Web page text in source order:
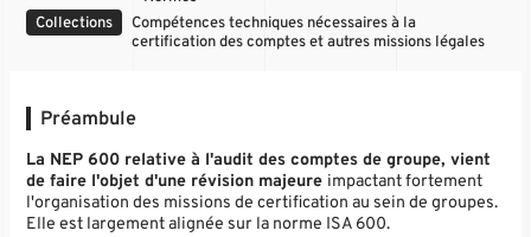
Collections
Compétences techniques nécessaires à la
certification des comptes et autres missions légales
Préambule
La NEP 600 relative à l'audit des comptes de groupe, vient
de faire l'objet d'une révision majeure impactant fortement
l'organisation des missions de certification au sein de groupes.
Elle est largement alignée sur la norme ISA 600.